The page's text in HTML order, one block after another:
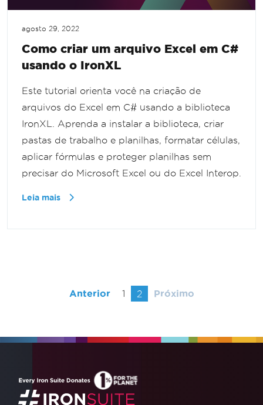
agosto 29, 2022
Como criar um arquivo Excel em C#
usando o IronXL
Este tutorial orienta você na criação de
arquivos do Excel em C# usando a biblioteca
IronXL. Aprenda a instalar a biblioteca, criar
pastas de trabalho e planilhas, formatar células,
aplicar fórmulas e proteger planilhas sem
precisar do Microsoft Excel ou do Excel Interop.
Leia mais
Anterior 1 2 Próximo